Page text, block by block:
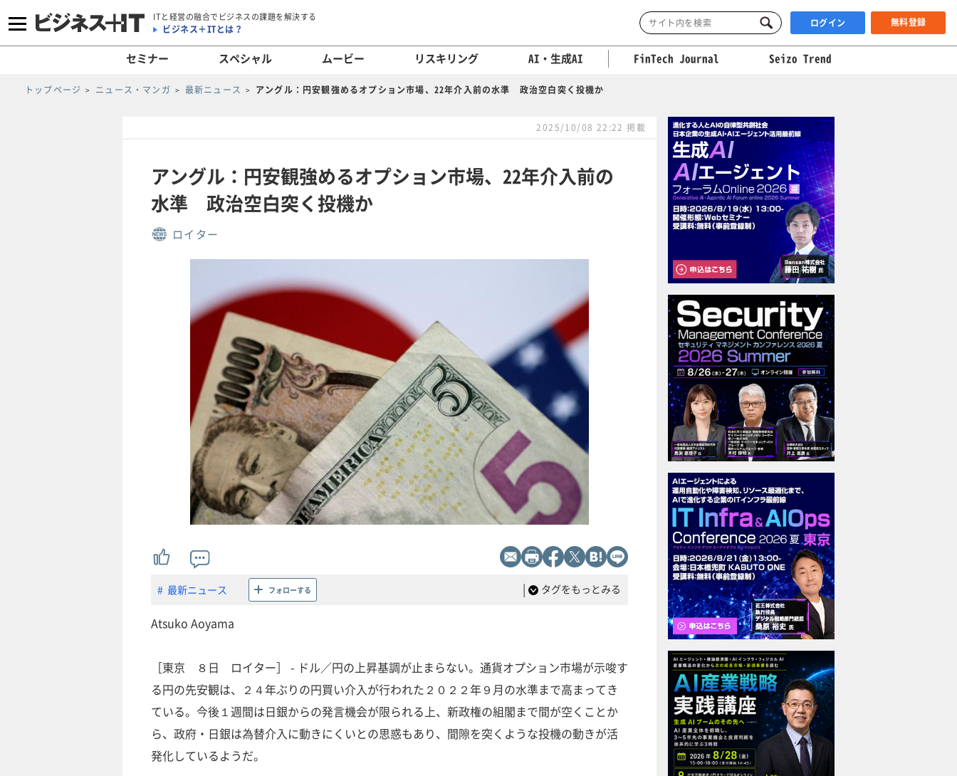
ITと経営の融合でビジネスの課題を解決する
ビジネス＋ITとは？ ログイン 無料登録
セミナー スペシャル ムービー リスキリング AI・生成AI FinTech Journal Seizo Trend
トップページ ニュース・マンガ 最新ニュース アングル：円安観強めるオプション市場、22年介入前の水準 政治空白突く投機か
2025/10/08 22:22 掲載
アングル：円安観強めるオプション市場、22年介入前の
水準 政治空白突く投機か
ロイター
最新ニュース フォローする | タグをもっとみる
Atsuko Aoyama
［東京 ８日 ロイター］ - ドル／円の上昇基調が止まらない。通貨オプション市場が示唆す
る円の先安観は、２４年ぶりの円買い介入が行われた２０２２年９月の水準まで高まってき
ている。今後１週間は日銀からの発言機会が限られる上、新政権の組閣まで間が空くことか
ら、政府・日銀は為替介入に動きにくいとの思惑もあり、間隙を突くような投機の動きが活
発化しているようだ。